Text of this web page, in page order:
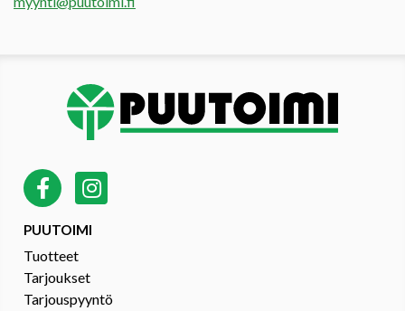
PUUTOIMI
Tuotteet
Tarjoukset
Tarjouspyyntö